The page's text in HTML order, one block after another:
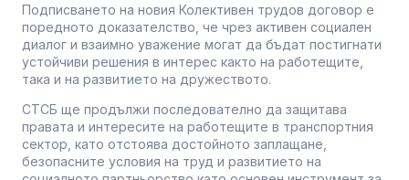
Подписването на новия Колективен трудов договор е
поредното доказателство, че чрез активен социален
диалог и взаимно уважение могат да бъдат постигнати
устойчиви решения в интерес както на работещите,
така и на развитието на дружеството.
СТСБ ще продължи последователно да защитава
правата и интересите на работещите в транспортния
сектор, като отстоява достойното заплащане,
безопасните условия на труд и развитието на